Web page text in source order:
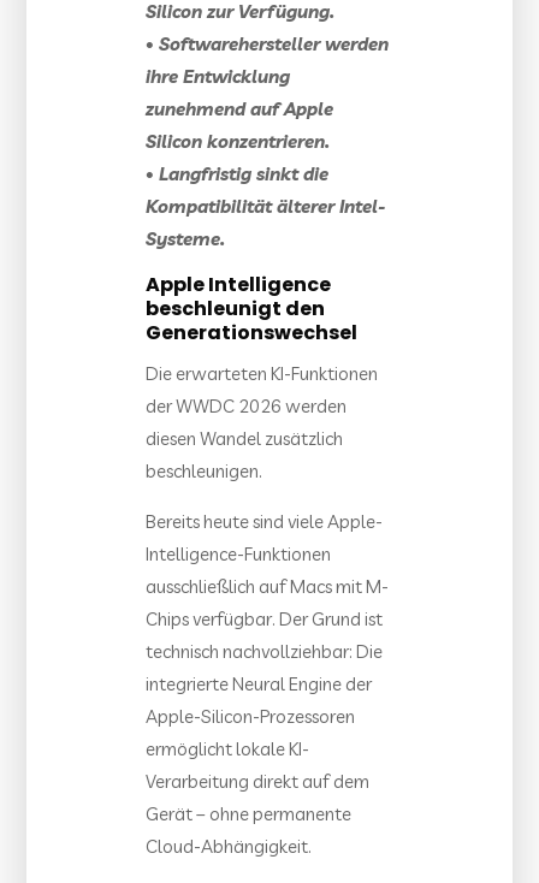
Silicon zur Verfügung.
• Softwarehersteller werden
ihre Entwicklung
zunehmend auf Apple
Silicon konzentrieren.
• Langfristig sinkt die
Kompatibilität älterer Intel-
Systeme.
Apple Intelligence
beschleunigt den
Generationswechsel
Die erwarteten KI-Funktionen
der WWDC 2026 werden
diesen Wandel zusätzlich
beschleunigen.
Bereits heute sind viele Apple-
Intelligence-Funktionen
ausschließlich auf Macs mit M-
Chips verfügbar. Der Grund ist
technisch nachvollziehbar: Die
integrierte Neural Engine der
Apple-Silicon-Prozessoren
ermöglicht lokale KI-
Verarbeitung direkt auf dem
Gerät – ohne permanente
Cloud-Abhängigkeit.